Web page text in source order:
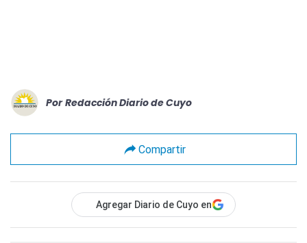
Por Redacción Diario de Cuyo
Compartir
Agregar Diario de Cuyo en